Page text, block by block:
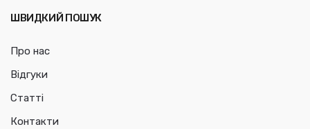
ШВИДКИЙ ПОШУК
Про нас
Відгуки
Статті
Контакти